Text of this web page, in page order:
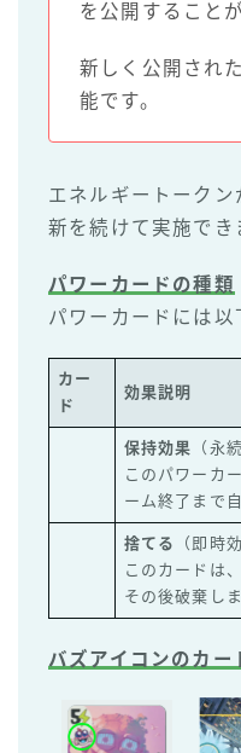
を公開すること
新しく公開され
能です。
エネルギートークン
新を続けて実施でき
パワーカードの種類
パワーカードには以
カー
ド
効果説明
保持効果 （永
このパワーカ
ーム終了まで
捨てる
（即時
このカードは
その後破棄しま
バズアイコンのカー